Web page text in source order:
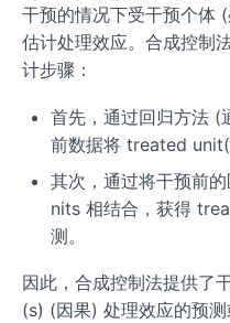
干预的情况下受干预个体
估计处理效应。合成控制
计步骤：
首先，通过回归方法 (
前数据将 treated
其次，通过将干预前
nits 相结合，获得
测。
因此，合成控制法提供了
(s) (因果) 处理效应的预